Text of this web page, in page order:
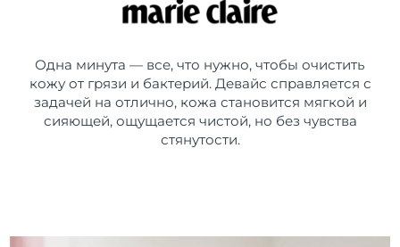
Одна минута — все, что нужно, чтобы очистить
кожу от грязи и бактерий. Девайс справляется с
задачей на отлично, кожа становится мягкой и
сияющей, ощущается чистой, но без чувства
стянутости.